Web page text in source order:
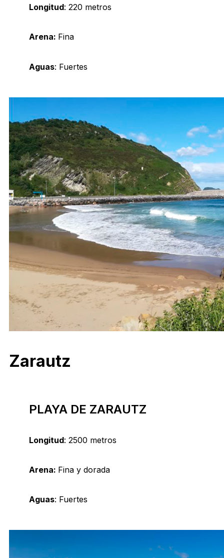
Longitud: 220 metros
Arena: Fina
Aguas: Fuertes
Zarautz
PLAYA DE ZARAUTZ
Longitud: 2500 metros
Arena: Fina y dorada
Aguas: Fuertes